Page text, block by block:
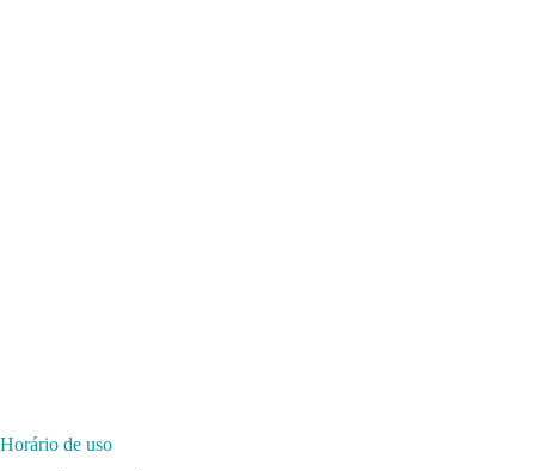
Horário de uso